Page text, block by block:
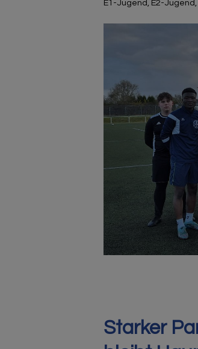
E1-Jugend E2-Jugend
Starker